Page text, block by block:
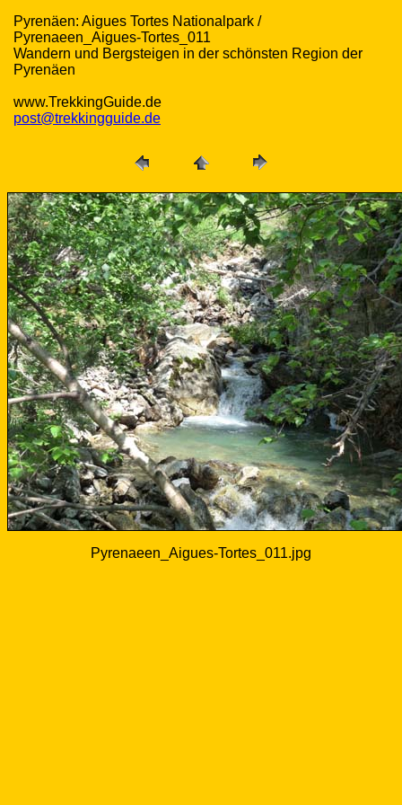
Pyrenäen: Aigues Tortes Nationalpark /
Pyrenaeen_Aigues-Tortes_011
Wandern und Bergsteigen in der schönsten Region der
Pyrenäen
www.TrekkingGuide.de
post@trekkingguide.de
Pyrenaeen_Aigues-Tortes_011.jpg